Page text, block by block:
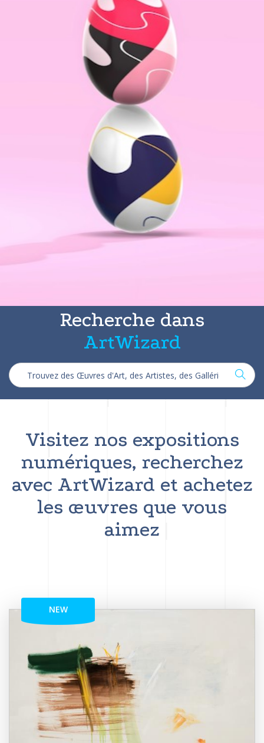
Recherche dans
ArtWizard
Visitez nos expositions
numériques, recherchez
avec ArtWizard et achetez
les œuvres que vous
aimez
NEW